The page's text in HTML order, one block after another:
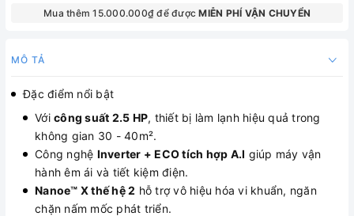
Mua thêm 15.000.000₫ để đượcMIỄN PHÍ VẬN CHUYỂN
MÔ TẢ
Đặc điểm nổi bật
Với công suất 2.5 HP, thiết bị làm lạnh hiệu quả trong
không gian 30 - 40m².
Công nghệ Inverter + ECO tích hợp A.I giúp máy vận
hành êm ái và tiết kiệm điện.
Nanoe™ X thế hệ 2 hỗ trợ vô hiệu hóa vi khuẩn, ngăn
chặn nấm mốc phát triển.